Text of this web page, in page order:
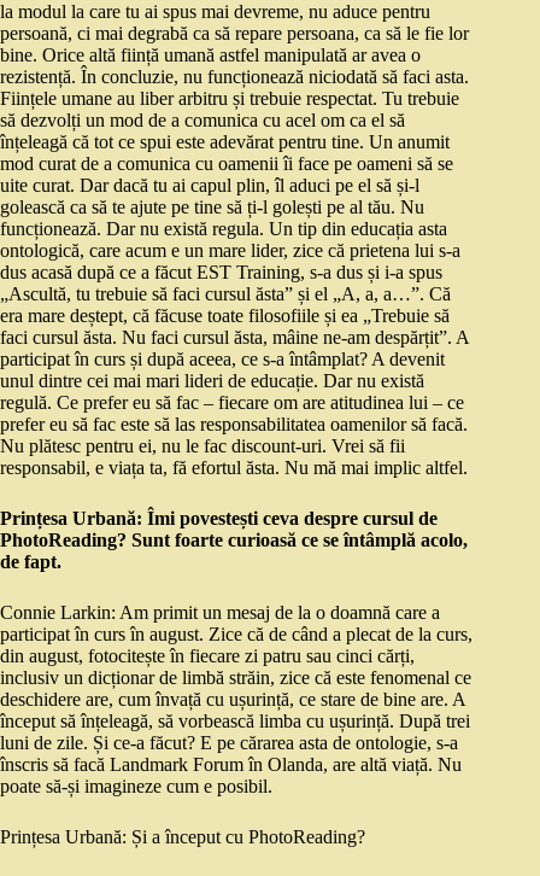
la modul la care tu ai spus mai devreme, nu aduce pentru
persoană, ci mai degrabă ca să repare persoana, ca să le fie lor
bine. Orice altă ființă umană astfel manipulată ar avea o
rezistență. În concluzie, nu funcționează niciodată să faci asta.
Ființele umane au liber arbitru și trebuie respectat. Tu trebuie
să dezvolți un mod de a comunica cu acel om ca el să
înțeleagă că tot ce spui este adevărat pentru tine. Un anumit
mod curat de a comunica cu oamenii îi face pe oameni să se
uite curat. Dar dacă tu ai capul plin, îl aduci pe el să și-l
golească ca să te ajute pe tine să ți-l golești pe al tău. Nu
funcționează. Dar nu există regula. Un tip din educația asta
ontologică, care acum e un mare lider, zice că prietena lui s-a
dus acasă după ce a făcut EST Training, s-a dus și i-a spus
„Ascultă, tu trebuie să faci cursul ăsta” și el „A, a, a…”. Că
era mare deștept, că făcuse toate filosofiile și ea „Trebuie să
faci cursul ăsta. Nu faci cursul ăsta, mâine ne-am despărțit”. A
participat în curs și după aceea, ce s-a întâmplat? A devenit
unul dintre cei mai mari lideri de educație. Dar nu există
regulă. Ce prefer eu să fac – fiecare om are atitudinea lui – ce
prefer eu să fac este să las responsabilitatea oamenilor să facă.
Nu plătesc pentru ei, nu le fac discount-uri. Vrei să fii
responsabil, e viața ta, fă efortul ăsta. Nu mă mai implic altfel.
Prințesa Urbană: Îmi povestești ceva despre cursul de
PhotoReading? Sunt foarte curioasă ce se întâmplă acolo,
de fapt.
Connie Larkin: Am primit un mesaj de la o doamnă care a
participat în curs în august. Zice că de când a plecat de la curs,
din august, fotocitește în fiecare zi patru sau cinci cărți,
inclusiv un dicționar de limbă străin, zice că este fenomenal ce
deschidere are, cum învață cu ușurință, ce stare de bine are. A
început să înțeleagă, să vorbească limba cu ușurință. După trei
luni de zile. Și ce-a făcut? E pe cărarea asta de ontologie, s-a
înscris să facă Landmark Forum în Olanda, are altă viață. Nu
poate să-și imagineze cum e posibil.
Prințesa Urbană: Și a început cu PhotoReading?